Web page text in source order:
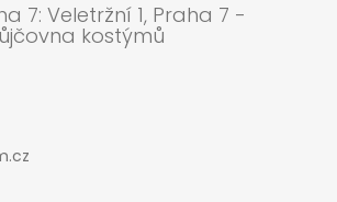
7: Veletržní 1, Praha 7 -
kostýmů